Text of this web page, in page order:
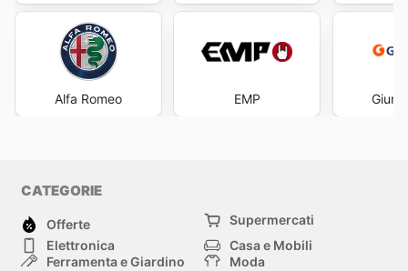
Alfa Romeo EMP
CATEGORIE
Offerte
Supermercati
Elettronica
Casa e Mobili
Ferramenta e Giardino
Moda